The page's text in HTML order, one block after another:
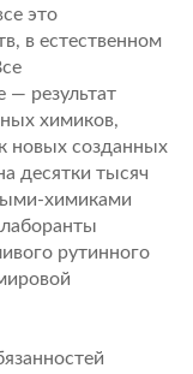
это
в естественном
— результат
химиков,
новых созданных
десятки тысяч
химиками
рутинного